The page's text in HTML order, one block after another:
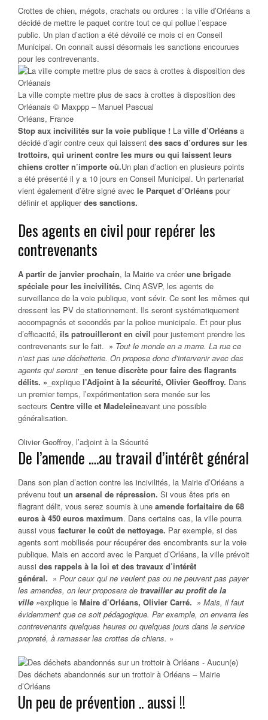
Crottes de chien, mégots, crachats ou ordures : la ville d’Orléans a
décidé de mettre le paquet contre tout ce qui pollue l’espace
public. Un plan d’action a été dévoilé ce mois ci en Conseil
Municipal. On connait aussi désormais les sanctions encourues
pour les contrevenants.
La ville compte mettre plus de sacs à crottes à disposition des
Orléanais © Maxppp – Manuel Pascual
Orléans, France
Stop aux incivilités sur la voie publique ! La ville d’Orléans a
décidé d’agir contre ceux qui laissent des sacs d’ordures sur les
trottoirs, qui urinent contre les murs ou qui laissent leurs
chiens crotter n’importe où.Un plan d’action en plusieurs points
a été présenté il y a 10 jours en Conseil Municipal. Un partenariat
vient également d’être signé avec le Parquet d’Orléans pour
définir et appliquerdes sanctions.
Des agents en civil pour repérer les
contrevenants
A partir de janvier prochain, la Mairie va créerune brigade
spéciale pour les incivilités. Cinq ASVP, les agents de
surveillance de la voie publique, vont sévir. Ce sont les mêmes qui
dressent les PV de stationnement. Ils seront systématiquement
accompagnés et secondés par la police municipale. Et pour plus
d’efficacité, ils patrouilleront en civil pour justement prendre les
contrevenants sur le fait. » Tout le monde en a marre. La rue ce
n’est pas une déchetterie. On propose donc d’intervenir avec des
agents qui seront en tenue discrète pour faire des flagrants
délits. » _explique l’Adjoint à la sécurité, Olivier Geoffroy. Dans
un premier temps, l’expérimentation sera menée sur les
secteurs Centre ville et Madeleineavant une possible
généralisation.
Olivier Geoffroy, l’adjoint à la Sécurité
De l’amende ….au travail d’intérêt général
Dans son plan d’action contre les incivilités, la Mairie d’Orléans a
prévenu tout un arsenal de répression. Si vous êtes pris en
flagrant délit, vous serez soumis à une amende forfaitaire de 68
euros à 450 euros maximum. Dans certains cas, la ville pourra
aussi vous facturer le coût de nettoyage. Par exemple, si des
agents sont mobilisés pour récupérer des encombrants sur la voie
publique. Mais en accord avec le Parquet d’Orléans, la ville prévoit
aussi des rappels à la loi et des travaux d’intérêt
général. » Pour ceux qui ne veulent pas ou ne peuvent pas payer
les amendes, on leur proposera de travailler au profit de la
ville »explique le Maire d’Orléans, Olivier Carré. » Mais, il faut
évidemment que ce soit pédagogique. Par exemple, on enverra les
contrevenants quelques heures ou quelques jours dans le service
propreté, à ramasser les crottes de chiens. »
Des déchets abandonnés sur un trottoir à Orléans – Mairie
d’Orléans
Un peu de prévention .. aussi !!